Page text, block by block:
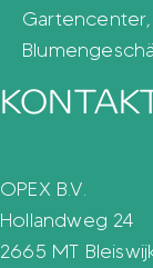
OPEX B.V.
Hollandweg 24
2665 MT